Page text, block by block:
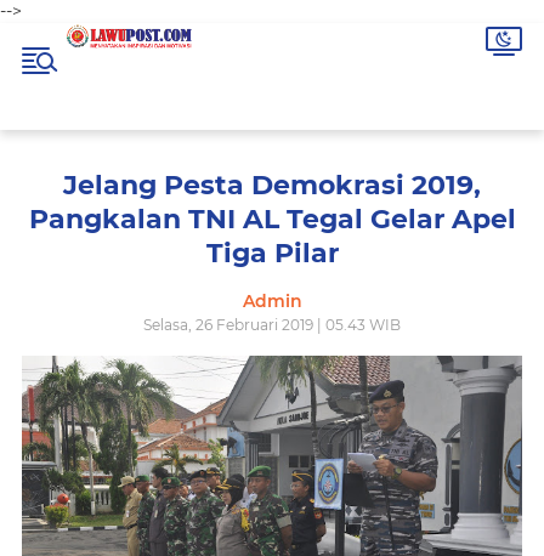
-->
Jelang Pesta Demokrasi 2019,
Pangkalan TNI AL Tegal Gelar Apel
Tiga Pilar
Admin
Selasa, 26 Februari 2019 | 05.43 WIB